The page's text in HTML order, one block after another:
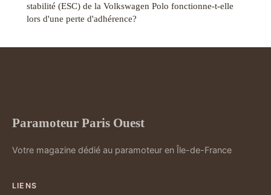
stabilité (ESC) de la Volkswagen Polo fonctionne-t-elle
lors d'une perte d'adhérence?
Paramoteur Paris Ouest
Votre magazine dédié au paramoteur en Île-de-France
LIENS